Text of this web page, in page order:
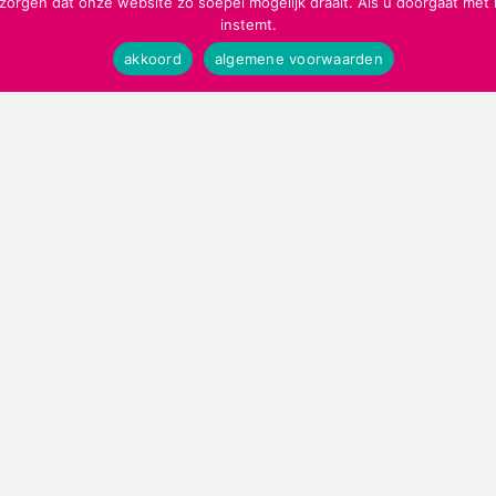
instemt.
akkoord
algemene voorwaarden